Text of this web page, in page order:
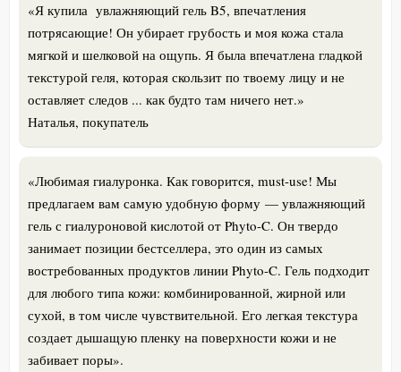
«Я купила увлажняющий гель B5, впечатления
потрясающие! Он убирает грубость и моя кожа стала
мягкой и шелковой на ощупь. Я была впечатлена гладкой
текстурой геля, которая скользит по твоему лицу и не
оставляет следов ... как будто там ничего нет.»
Наталья, покупатель
«Любимая гиалуронка. Как говорится, must-use! Мы
предлагаем вам самую удобную форму — увлажняющий
гель с гиалуроновой кислотой от Phyto-C. Он твердо
занимает позиции бестселлера, это один из самых
востребованных продуктов линии Phyto-C. Гель подходит
для любого типа кожи: комбинированной, жирной или
сухой, в том числе чувствительной. Его легкая текстура
создает дышащую пленку на поверхности кожи и не
забивает поры».